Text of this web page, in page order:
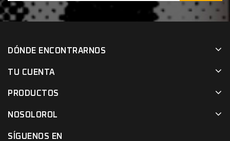
DÓNDE ENCONTRARNOS
TU CUENTA
PRODUCTOS
NOSOLOROL
SÍGUENOS EN